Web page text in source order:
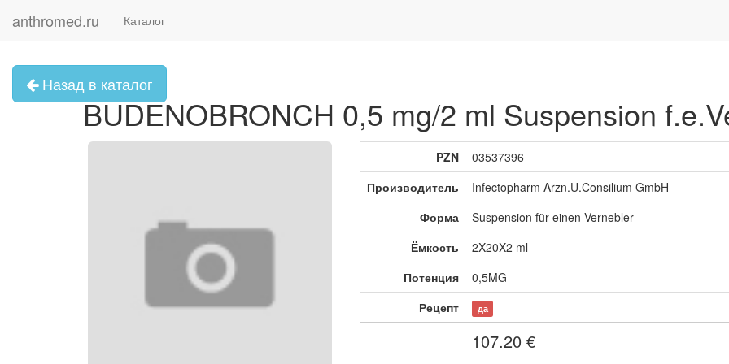
anthromed.ru Каталог
Назад в каталог
BUDENOBRONCH 0,5 mg/2 ml Suspension
PZN
03537396
Производитель
Infectopharm Arzn.U.Consilium GmbH
Форма
Suspension für einen Vernebler
Ёмкость
2X20X2 ml
Потенция
0,5MG
Рецепт
да
107.20 €